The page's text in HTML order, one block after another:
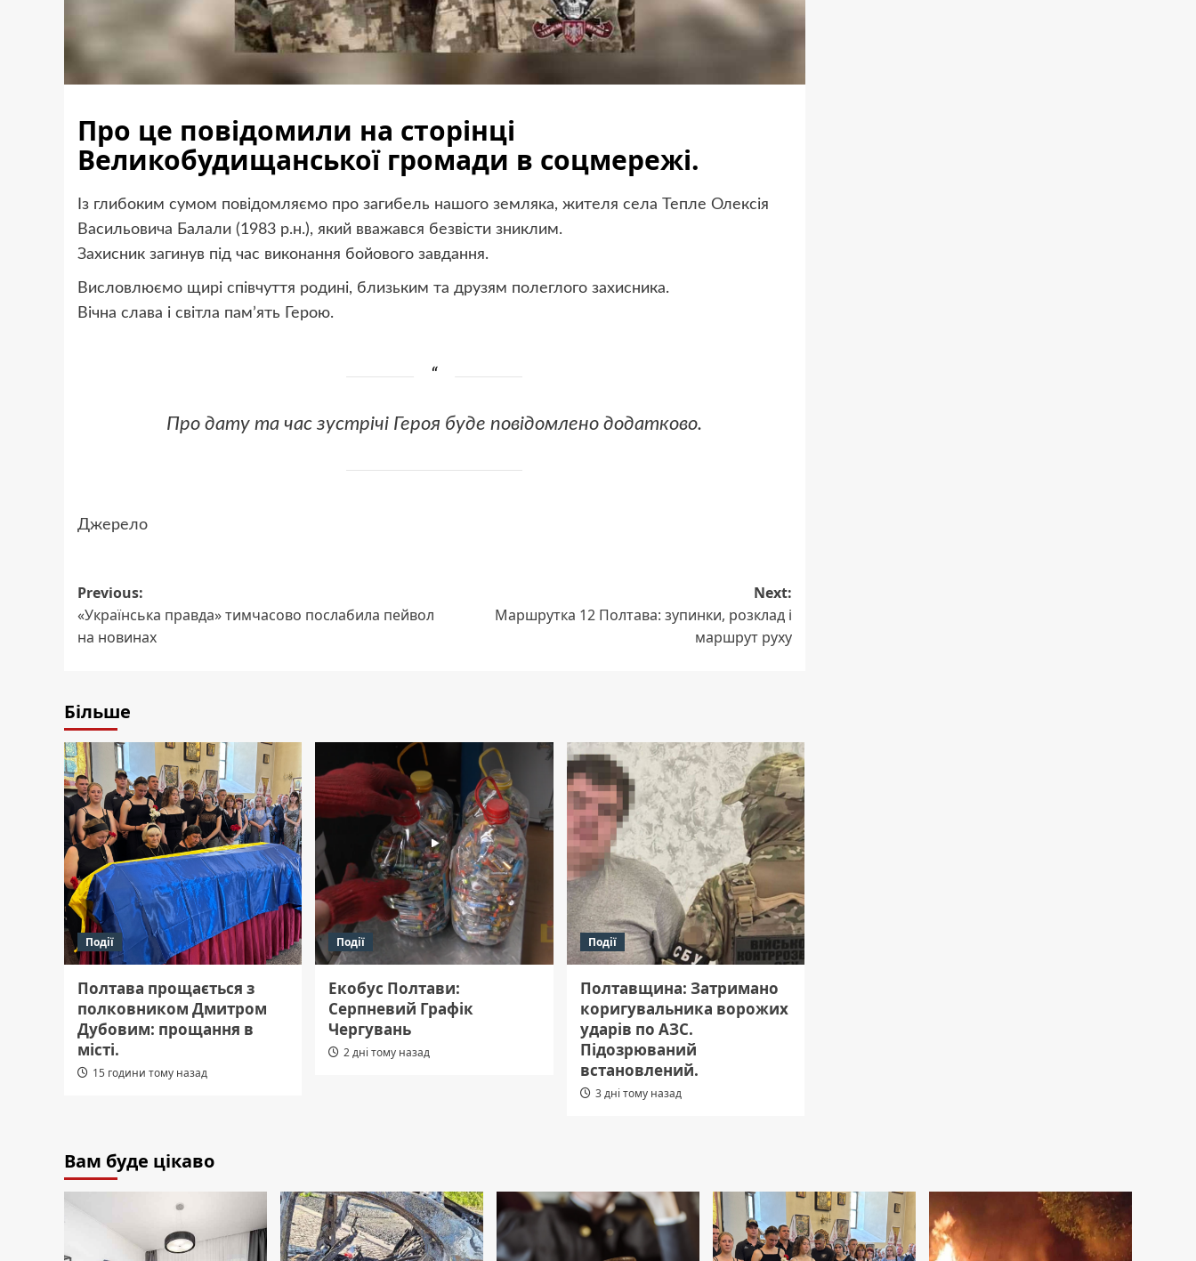
Про це повідомили на сторінці
Великобудищанської громади в соцмережі.
Із глибоким сумом повідомляємо про загибель нашого земляка, жителя села Тепле Олексія
Васильовича Балали (1983 р.н.), який вважався безвісти зниклим.
Захисник загинув під час виконання бойового завдання.
Висловлюємо щирі співчуття родині, близьким та друзям полеглого захисника.
Вічна слава і світла памʼять Герою.
Про дату та час зустрічі Героя буде повідомлено додатково.
Джерело
Post
navigation
Previous:
«Українська правда» тимчасово послабила пейвол
на новинах
Next:
Маршрутка 12 Полтава: зупинки, розклад і
маршрут руху
Більше
Події
Полтава прощається з
полковником Дмитром
Дубовим: прощання в
місті.
15 години тому назад
Події
Екобус Полтави:
Серпневий Графік
Чергувань
2 дні тому назад
Події
Полтавщина: Затримано
коригувальника ворожих
ударів по АЗС.
Підозрюваний
встановлений.
3 дні тому назад
Вам буде цікаво